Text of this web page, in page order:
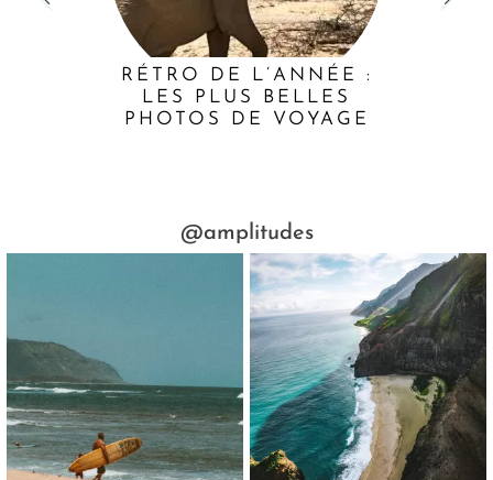
RÉTRO DE L’ANNÉE :
LES PLUS BELLES
PHOTOS DE VOYAGE
@amplitudes